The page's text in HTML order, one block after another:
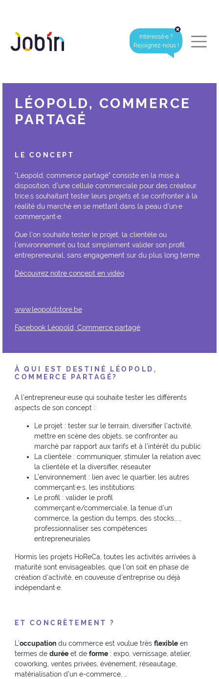
Intéressé·e ?
Rejoignez-nous !
LÉOPOLD, COMMERCE
PARTAGÉ
LE CONCEPT
"Léopold, commerce partagé" consiste en la mise à
disposition, d’une cellule commerciale pour des créateur.
trice.s souhaitant tester leurs projets et se confronter à la
réalité du marché en se mettant dans la peau d’un·e
commerçant·e.
Que l’on souhaite tester le projet, la clientèle ou
l’environnement ou tout simplement valider son profil
entrepreneurial, sans engagement sur du plus long terme.
Découvrez notre concept en vidéo
www.leopoldstore.be
Facebook Léopold, Commerce partagé
À QUI EST DESTINÉ LÉOPOLD,
COMMERCE PARTAGÉ?
A l’entrepreneur·euse qui souhaite tester les différents
aspects de son concept :
Le projet : tester sur le terrain, diversifier l’activité,
mettre en scène des objets, se confronter au
marché par rapport aux tarifs et à l’intérêt du public
La clientèle : communiquer, stimuler la relation avec
la clientèle et la diversifier, réseauter
L’environnement : lien avec le quartier, les autres
commerçant·e·s, les institutions
Le profil : valider le profil
commerçant·e/commercial·e, la tenue d’un
commerce, la gestion du temps, des stocks,...,
professionnaliser ses compétences
entrepreneuriales
Hormis les projets HoReCa, toutes les activités arrivées à
maturité sont envisageables, que l’on soit en phase de
création d‘activité, en couveuse d’entreprise ou déjà
indépendant·e.
ET CONCRÈTEMENT ?
L’occupation du commerce est voulue très flexible en
termes de durée et de forme : expo, vernissage, atelier,
coworking, ventes privées, événement, réseautage,
matérialisation d’un e-commerce, …